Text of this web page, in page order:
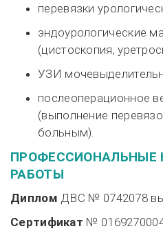
перевязки
эндоурологические
(цистоскопия,
УЗИ
послеоперационное
(выполнение
больным).
ПРОФЕССИОНАЛЬНЫЕ
РАБОТЫ
Диплом ДВС № 0742078
Сертификат №